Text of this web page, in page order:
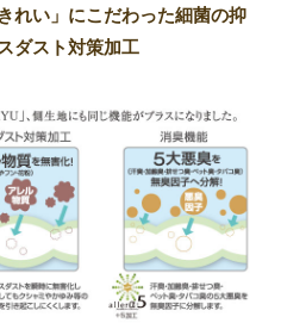
れい」にこだわった細菌の抑
ダスト対策加工